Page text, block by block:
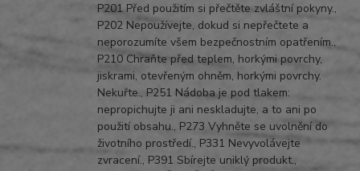
P201 Před použitím si přečtěte zvláštní pokyny.,
P202 Nepoužívejte, dokud si nepřečtete a
neporozumíte všem bezpečnostním opatřením.,
P210 Chraňte před teplem, horkými povrchy,
jiskrami, otevřeným ohněm, horkými povrchy.
Nekuřte., P251 Nádoba je pod tlakem:
nepropichujte ji ani neskladujte, a to ani po
použití obsahu., P273 Vyhněte se uvolnění do
životního prostředí., P331 Nevyvolávejte
zvracení., P391 Sbírejte uniklý produkt.,